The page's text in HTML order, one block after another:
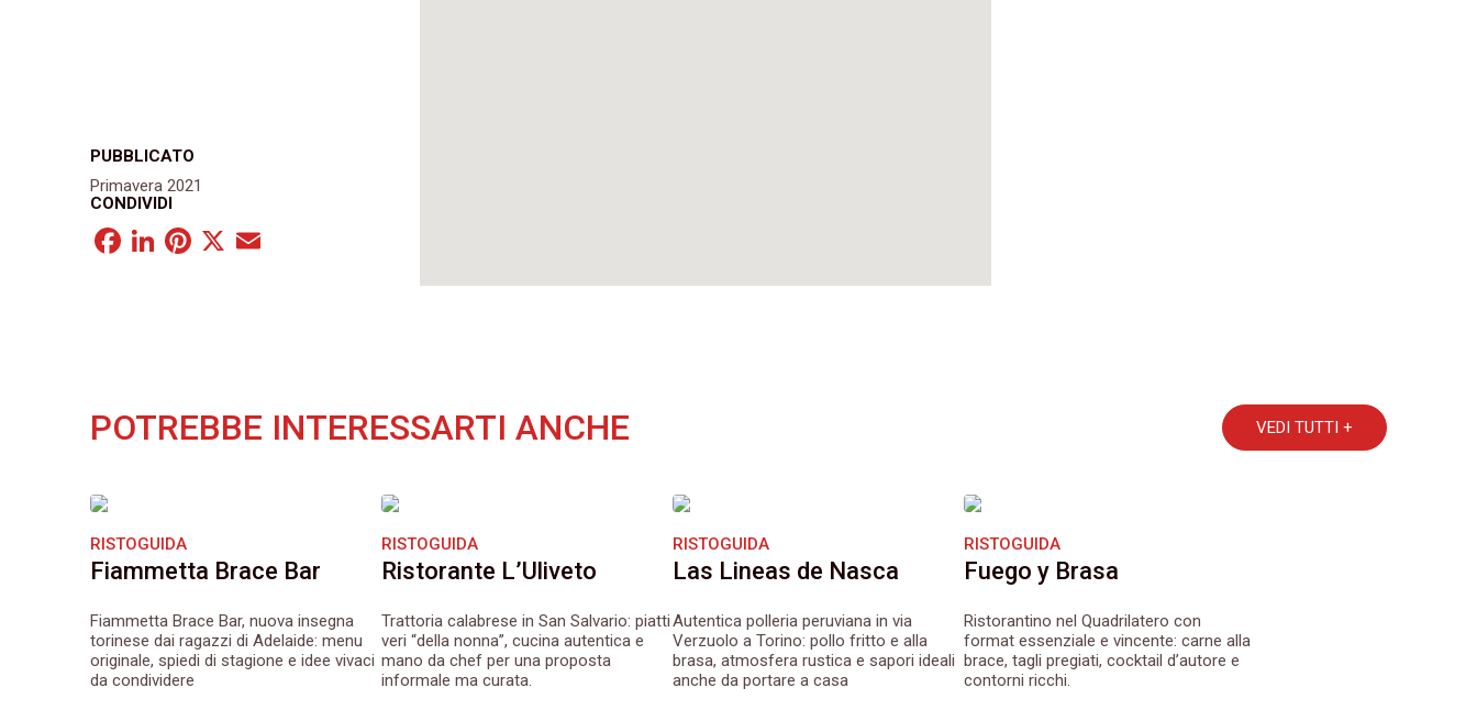
PUBBLICATO
Primavera 2021
CONDIVIDI
Facebook
LinkedIn
Pinterest
X
POTREBBE INTERESSARTI ANCHE VEDI TUTTI +
RISTOGUIDA
Fiammetta Brace Bar
Fiammetta Brace Bar, nuova insegna
torinese dai ragazzi di Adelaide: menu
originale, spiedi di stagione e idee vivaci
da condividere
RISTOGUIDA
Ristorante L’Uliveto
Trattoria calabrese in San Salvario: piatti
veri “della nonna”, cucina autentica e
mano da chef per una proposta
informale ma curata.
RISTOGUIDA
Las Lineas de Nasca
Autentica polleria peruviana in via
Verzuolo a Torino: pollo fritto e alla
brasa, atmosfera rustica e sapori ideali
anche da portare a casa
RISTOGUIDA
Fuego y Brasa
Ristorantino nel Quadrilatero con
format essenziale e vincente: carne alla
brace, tagli pregiati, cocktail d’autore e
contorni ricchi.